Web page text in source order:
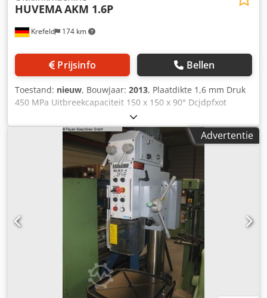
Krefeld 174 km
HUVEMAAKM 1.6P
Prijsinfo Bellen
Toestand: nieuw, Bouwjaar: 2013, Plaatdikte 1,6 mm Druk
450 MPa Uitbreekcapaciteit 150 x 150 x 90° Dcjdpfxot
Smgxo Aansk Tafeloppervlak 650 x 500 mm Hoogte
basisframe 875 mm Snijhoek - bovenmes 4 °
Machinegewicht ca. 0,075 ton Handmatige uitklinkmachine
met onderstel, Plaatdiktes: - Staal 450MPa tot 1,6 mm, -
aluminium tot 2,25 mm, - kunststof tot 3,0 mm,
Demonstratie-unit
Advertentie